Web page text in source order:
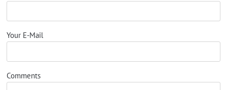
Your E-Mail
Comments